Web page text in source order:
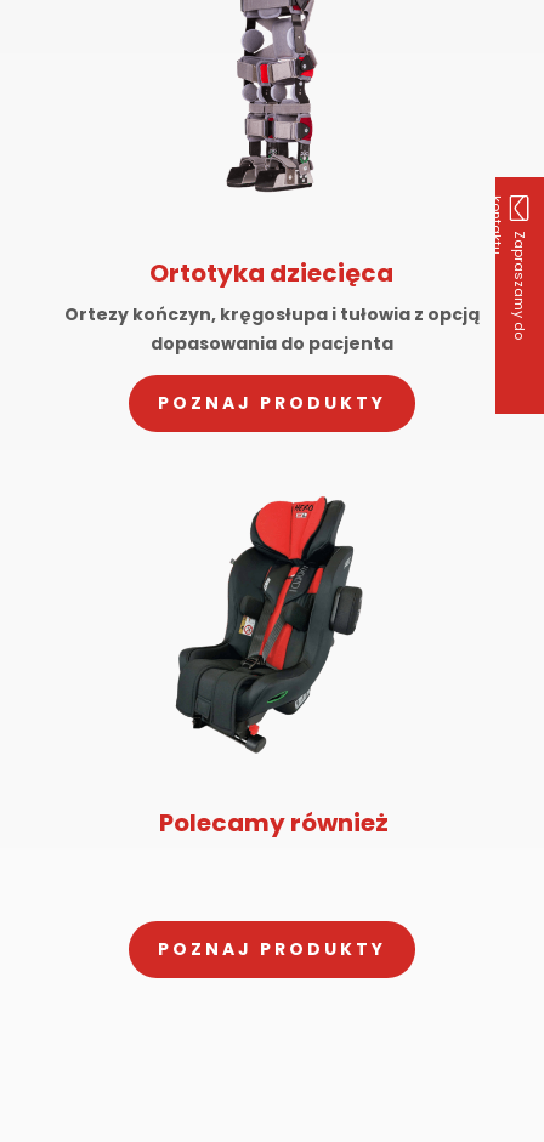
Z
a
p
r
a
s
z
a
m
y
d
o
k
o
n
t
a
k
t
u
Ortotyka dziecięca
Ortezy kończyn, kręgosłupa i tułowia z opcją
dopasowania do pacjenta
POZNAJ PRODUKTY
Polecamy również
POZNAJ PRODUKTY